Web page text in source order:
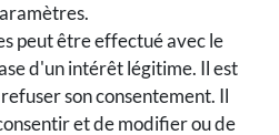
peut être effectué avec le
d'un intérêt légitime. Il est
son consentement. Il
et de modifier ou de